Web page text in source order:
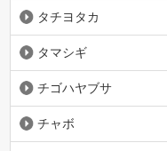
タチヨタカ
タマシギ
チゴハヤブサ
チャボ